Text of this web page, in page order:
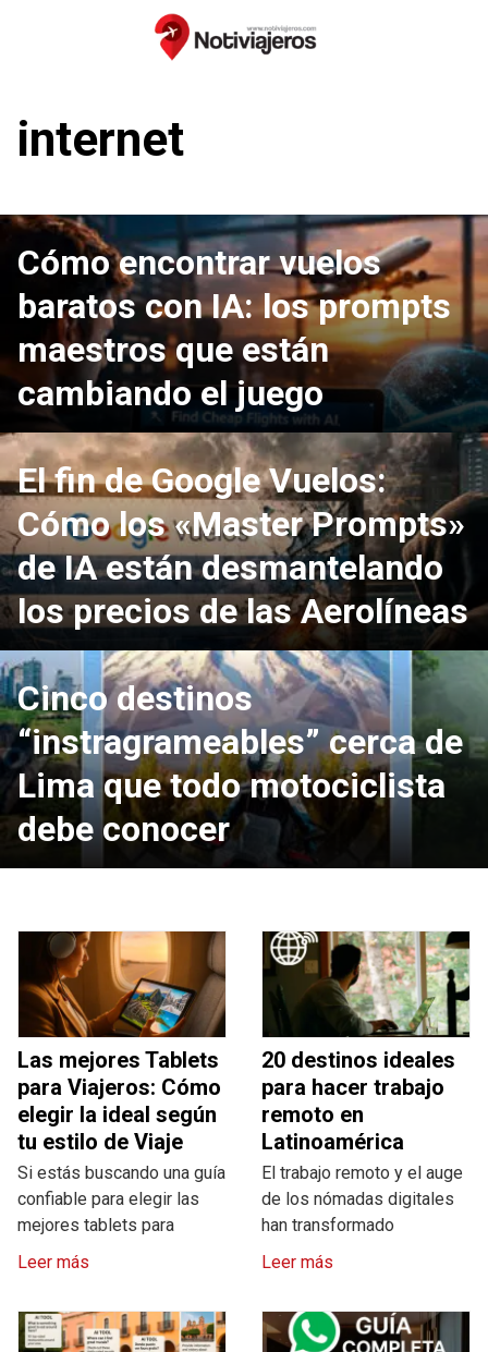
internet
Cómo encontrar vuelos
baratos con IA: los prompts
maestros que están
cambiando el juego
El fin de Google Vuelos:
Cómo los «Master Prompts»
de IA están desmantelando
los precios de las Aerolíneas
Cinco destinos
“instragrameables” cerca de
Lima que todo motociclista
debe conocer
Las mejores Tablets
para Viajeros: Cómo
elegir la ideal según
tu estilo de Viaje
Si estás buscando una guía
confiable para elegir las
mejores tablets para
Leer más
20 destinos ideales
para hacer trabajo
remoto en
Latinoamérica
El trabajo remoto y el auge
de los nómadas digitales
han transformado
Leer más